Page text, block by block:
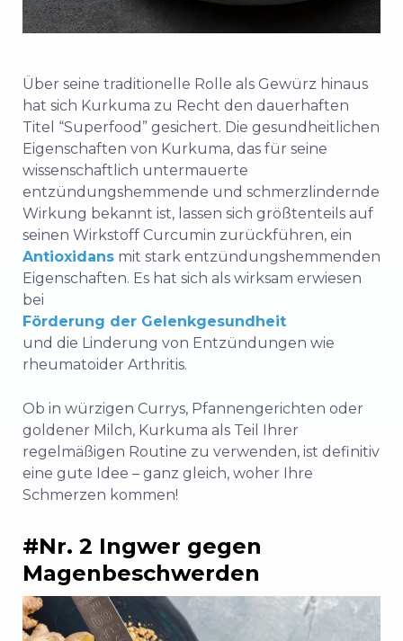
Über seine traditionelle Rolle als Gewürz hinaus
hat sich Kurkuma zu Recht den dauerhaften
Titel “Superfood” gesichert. Die gesundheitlichen
Eigenschaften von Kurkuma, das für seine
wissenschaftlich untermauerte
entzündungshemmende und schmerzlindernde
Wirkung bekannt ist, lassen sich größtenteils auf
seinen Wirkstoff Curcumin zurückführen, ein
Antioxidans mit stark entzündungshemmenden
Eigenschaften. Es hat sich als wirksam erwiesen
bei
Förderung der Gelenkgesundheit
und die Linderung von Entzündungen wie
rheumatoider Arthritis.
Ob in würzigen Currys, Pfannengerichten oder
goldener Milch, Kurkuma als Teil Ihrer
regelmäßigen Routine zu verwenden, ist definitiv
eine gute Idee – ganz gleich, woher Ihre
Schmerzen kommen!
#Nr. 2 Ingwer gegen
Magenbeschwerden